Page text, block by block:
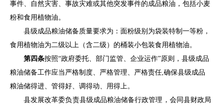
事件、自然灾害、 事故灾难或其他突发事件的成品粮油，包括小麦
粉和食用植物油。
县级成品粮油储备质量要求为：面粉级别为袋装特制一等粉，
食用植物油为二级以上（含二级）的桶装小包装食用植物油。
第四条按照“政府委托、部门监管、企业运作”原则， 县级成品
粮油储备工作应当严格制度、 严格管理、严格责任,确保县级成品
粮油储得进、管得好、调得动、用得上。
县发展改革委负责县级成品粮油储备行政管理，会同 县财政局